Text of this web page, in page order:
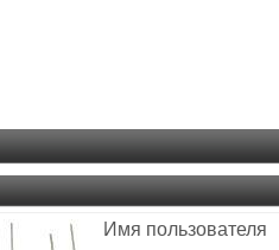
Имя пользователя